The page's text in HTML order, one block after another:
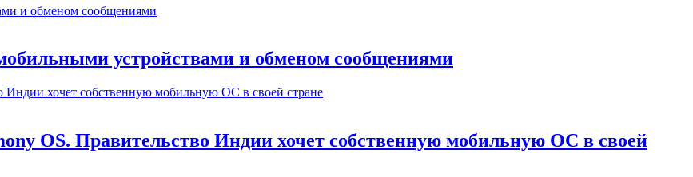
устройствами и обменом сообщениями
OS. Правительство Индии хочет собственную мобильную ОС в своей